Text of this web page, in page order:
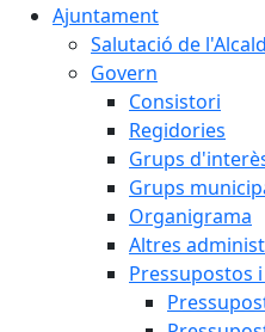
Ajuntament
Salutació de
Govern
Consistori
Regidories
Grups
Grups
Organigrama
Altres
Pressupostos